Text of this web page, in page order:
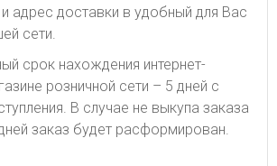
адрес доставки в удобный для Вас
сети.
срок нахождения интернет-
розничной сети – 5 дней с
В случае не выкупа заказа
заказ будет расформирован.